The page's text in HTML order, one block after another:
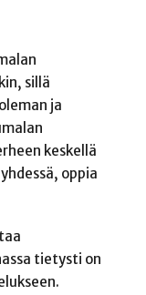
sillä
ja
keskellä
oppia
tietysti on